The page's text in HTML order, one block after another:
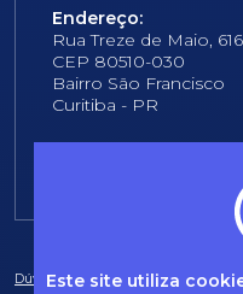
Este site utiliza
Endereço:
Rua Treze de Maio, 616
CEP 80510-030
Bairro São Francisco
Curitiba - PR
Dúvidas frequentes